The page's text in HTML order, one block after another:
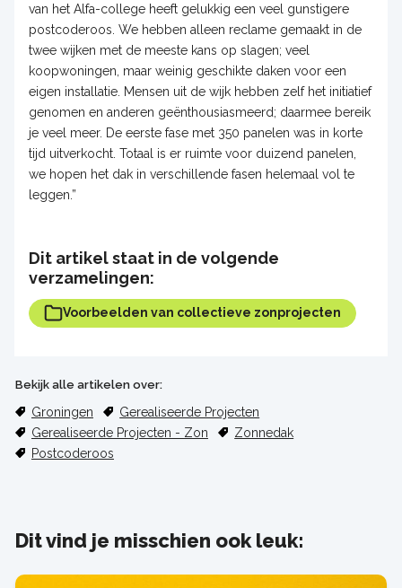
van het Alfa-college heeft gelukkig een veel gunstigere
postcoderoos. We hebben alleen reclame gemaakt in de
twee wijken met de meeste kans op slagen; veel
koopwoningen, maar weinig geschikte daken voor een
eigen installatie. Mensen uit de wijk hebben zelf het initiatief
genomen en anderen geënthousiasmeerd; daarmee bereik
je veel meer. De eerste fase met 350 panelen was in korte
tijd uitverkocht. Totaal is er ruimte voor duizend panelen,
we hopen het dak in verschillende fasen helemaal vol te
leggen.”
Dit artikel staat in de volgende
verzamelingen:
Voorbeelden van collectieve zonprojecten
Bekijk alle artikelen over:
Groningen
Gerealiseerde Projecten
Gerealiseerde Projecten - Zon
Zonnedak
Postcoderoos
Dit vind je misschien ook leuk: